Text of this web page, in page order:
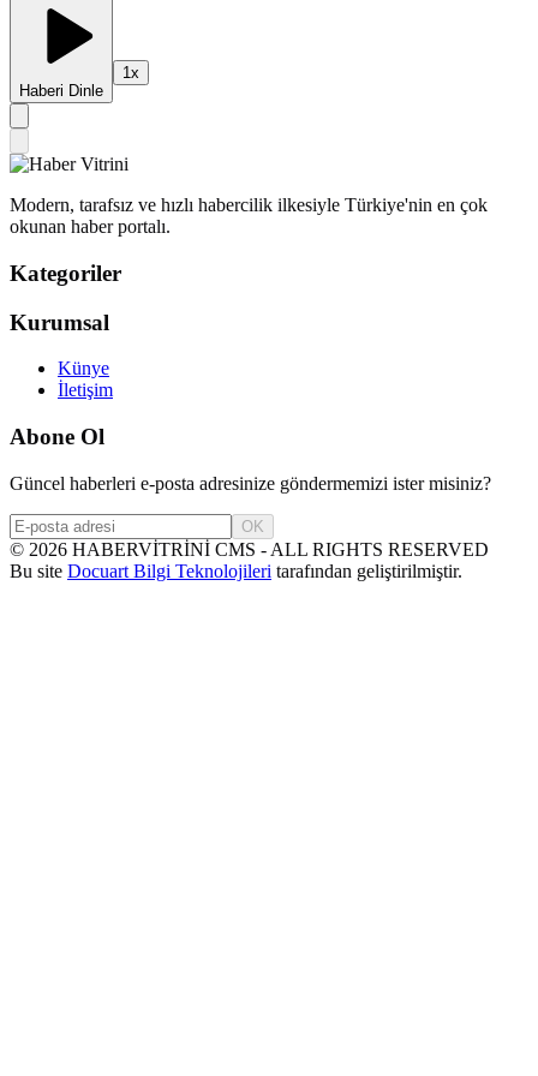
Haberi Dinle
1x
Modern, tarafsız ve hızlı habercilik ilkesiyle Türkiye'nin en çok
okunan haber portalı.
Kategoriler
Kurumsal
Künye
İletişim
Abone Ol
Güncel haberleri e-posta adresinize göndermemizi ister misiniz?
OK
© 2026 HABERVİTRİNİ CMS - ALL RIGHTS RESERVED
Bu site Docuart Bilgi Teknolojileri tarafından geliştirilmiştir.